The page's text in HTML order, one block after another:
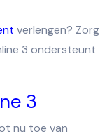
verlengen? Zorg
3 ondersteunt
3
nu toe van